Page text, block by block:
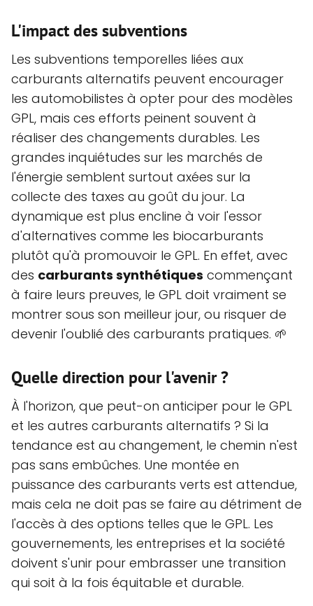
L'impact des subventions
Les subventions temporelles liées aux
carburants alternatifs peuvent encourager
les automobilistes à opter pour des modèles
GPL, mais ces efforts peinent souvent à
réaliser des changements durables. Les
grandes inquiétudes sur les marchés de
l'énergie semblent surtout axées sur la
collecte des taxes au goût du jour. La
dynamique est plus encline à voir l'essor
d'alternatives comme les biocarburants
plutôt qu'à promouvoir le GPL. En effet, avec
des carburants synthétiques commençant
à faire leurs preuves, le GPL doit vraiment se
montrer sous son meilleur jour, ou risquer de
devenir l'oublié des carburants pratiques. 🌱
Quelle direction pour l'avenir ?
À l'horizon, que peut-on anticiper pour le GPL
et les autres carburants alternatifs ? Si la
tendance est au changement, le chemin n'est
pas sans embûches. Une montée en
puissance des carburants verts est attendue,
mais cela ne doit pas se faire au détriment de
l'accès à des options telles que le GPL. Les
gouvernements, les entreprises et la société
doivent s'unir pour embrasser une transition
qui soit à la fois équitable et durable.